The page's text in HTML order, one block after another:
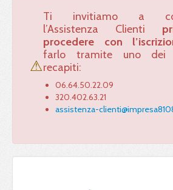
⚠
Ti invitiamo a
l’Assistenza Clienti
procedere con
farlo tramite uno dei
recapiti:
06.64.50.22.09
320.402.63.21
assistenza-